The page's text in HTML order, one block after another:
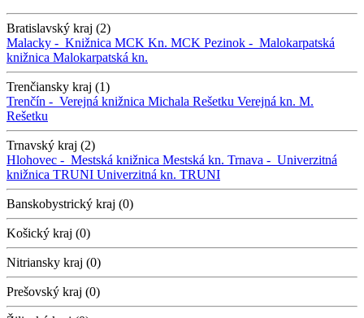
Bratislavský kraj (2)
Malacky - Knižnica MCK Kn. MCK Pezinok - Malokarpatská
knižnica Malokarpatská kn.
Trenčiansky kraj (1)
Trenčín - Verejná knižnica Michala Rešetku Verejná kn. M.
Rešetku
Trnavský kraj (2)
Hlohovec - Mestská knižnica Mestská kn. Trnava - Univerzitná
knižnica TRUNI Univerzitná kn. TRUNI
Banskobystrický kraj (0)
Košický kraj (0)
Nitriansky kraj (0)
Prešovský kraj (0)